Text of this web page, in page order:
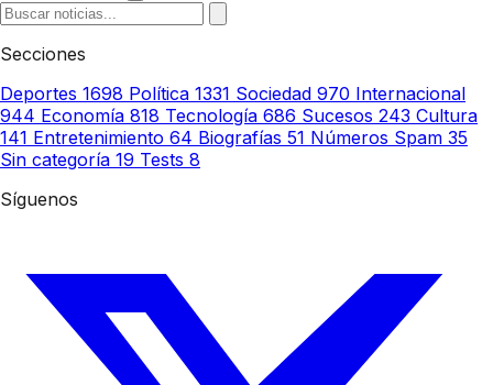
Secciones
Deportes 1698 Política 1331 Sociedad 970 Internacional
944 Economía 818 Tecnología 686 Sucesos 243 Cultura
141 Entretenimiento 64 Biografías 51 Números Spam 35
Sin categoría 19 Tests 8
Síguenos